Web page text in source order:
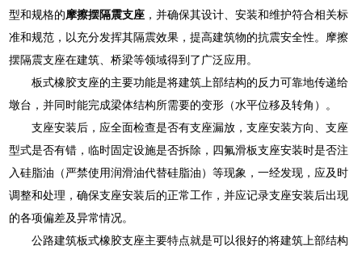
型和规格的摩擦摆隔震支座 ，并确保其设计、安装和维护符合相关标
准和规范，以充分发挥其隔震效果，提高建筑物的抗震安全性。摩擦
摆隔震支座在建筑、桥梁等领域得到了广泛应用。
板式橡胶支座的主要功能是将建筑上部结构的反力可靠地传递给
墩台，并同时能完成梁体结构所需要的变形（水平位移及转角）。
支座安装后，应全面检查是否有支座漏放，支座安装方向、支座
型式是否有错，临时固定设施是否拆除，四氟滑板支座安装时是否注
入硅脂油（严禁使用润滑油代替硅脂油）等现象，一经发现，应及时
调整和处理，确保支座安装后的正常工作，并应记录支座安装后出现
的各项偏差及异常情况。
公路建筑板式橡胶支座主要特点就是可以很好的将建筑上部结构